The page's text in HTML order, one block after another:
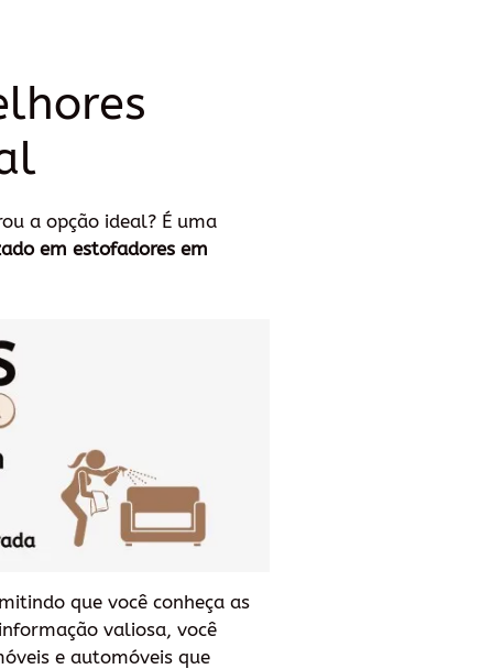
a opção ideal? É uma
em estofadores em
que você conheça as
valiosa, você
e automóveis que